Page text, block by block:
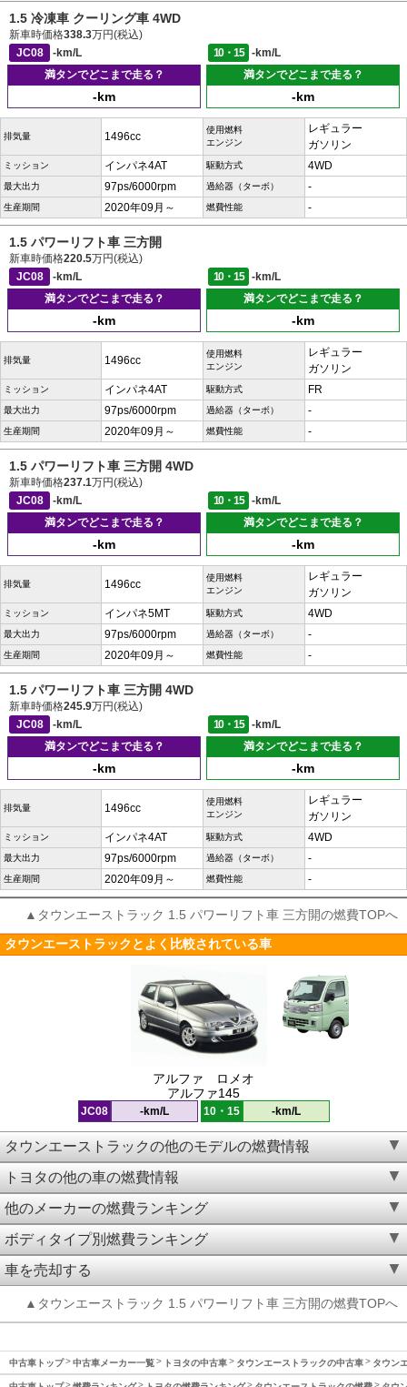
1.5 冷凍車 クーリング車 4WD
新車時価格338.3万円(税込)
JC08
-km/L 10・15
-km/L
満タンでどこまで走る？
-km
満タンでどこまで走る？
-km
排気量 1496cc
使用燃料
エンジン
レギュラー
ガソリン
ミッション インパネ4AT 駆動方式 4WD
最大出力 97ps/6000rpm 過給器（ターボ） -
生産期間 2020年09月～ 燃費性能 -
1.5 パワーリフト車 三方開
新車時価格220.5万円(税込)
JC08
-km/L 10・15
-km/L
満タンでどこまで走る？
-km
満タンでどこまで走る？
-km
排気量 1496cc
使用燃料
エンジン
レギュラー
ガソリン
ミッション インパネ4AT 駆動方式 FR
最大出力 97ps/6000rpm 過給器（ターボ） -
生産期間 2020年09月～ 燃費性能 -
1.5 パワーリフト車 三方開 4WD
新車時価格237.1万円(税込)
JC08
-km/L 10・15
-km/L
満タンでどこまで走る？
-km
満タンでどこまで走る？
-km
排気量 1496cc
使用燃料
エンジン
レギュラー
ガソリン
ミッション インパネ5MT 駆動方式 4WD
最大出力 97ps/6000rpm 過給器（ターボ） -
生産期間 2020年09月～ 燃費性能 -
1.5 パワーリフト車 三方開 4WD
新車時価格245.9万円(税込)
JC08
-km/L 10・15
-km/L
満タンでどこまで走る？
-km
満タンでどこまで走る？
-km
排気量 1496cc
使用燃料
エンジン
レギュラー
ガソリン
ミッション インパネ4AT 駆動方式 4WD
最大出力 97ps/6000rpm 過給器（ターボ） -
生産期間 2020年09月～ 燃費性能 -
▲タウンエーストラック 1.5 パワーリフト車 三方開の燃費TOPへ
タウンエーストラックとよく比較されている車
アルファ ロメオ
アルファ145
JC08 -km/L 10・15 -km/L
タウンエーストラックの他のモデルの燃費情報
トヨタの他の車の燃費情報
他のメーカーの燃費ランキング
ボディタイプ別燃費ランキング
車を売却する
▲タウンエーストラック 1.5 パワーリフト車 三方開の燃費TOPへ
中古車トップ 中古車メーカー一覧 トヨタの中古車 タウンエーストラックの中古車 タウン